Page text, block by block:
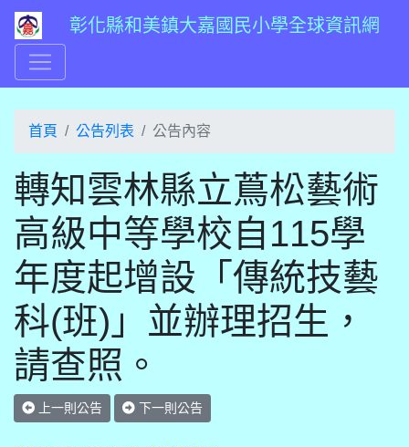
彰化縣和美鎮大嘉國民小學全球資訊網
首頁 公告列表 公告內容
轉知雲林縣立蔦松藝術
高級中等學校自115學
年度起增設「傳統技藝
科(班)」並辦理招生，
請查照。
上一則公告 下一則公告